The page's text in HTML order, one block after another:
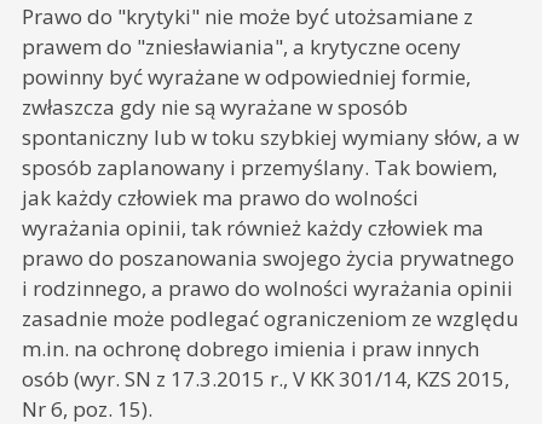
Prawo do "krytyki" nie może być utożsamiane z
prawem do "zniesławiania", a krytyczne oceny
powinny być wyrażane w odpowiedniej formie,
zwłaszcza gdy nie są wyrażane w sposób
spontaniczny lub w toku szybkiej wymiany słów, a w
sposób zaplanowany i przemyślany. Tak bowiem,
jak każdy człowiek ma prawo do wolności
wyrażania opinii, tak również każdy człowiek ma
prawo do poszanowania swojego życia prywatnego
i rodzinnego, a prawo do wolności wyrażania opinii
zasadnie może podlegać ograniczeniom ze względu
m.in. na ochronę dobrego imienia i praw innych
osób (wyr. SN z 17.3.2015 r., V KK 301/14, KZS 2015,
Nr 6, poz. 15).